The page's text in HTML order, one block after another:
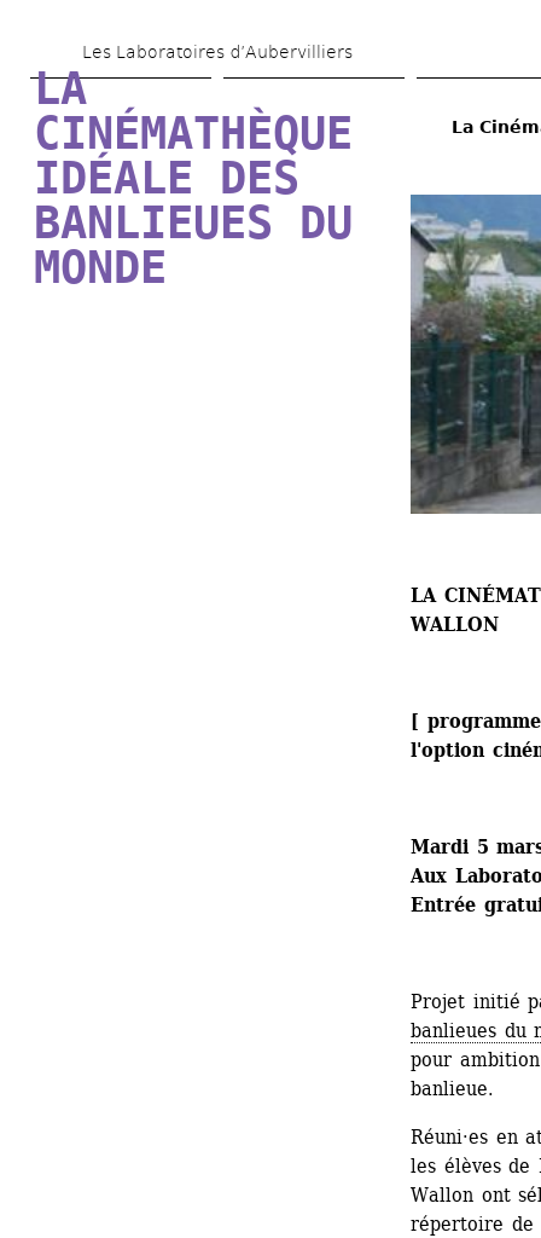
au
principal
Les Laboratoires d’Aubervilliers
LA
CINÉMATHÈQUE
IDÉALE DES
BANLIEUES DU
MONDE
La
LA
WALLON
[
l'option
Mardi 5
Aux
Entrée
Projet initié
banlieues du
pour
banlieue.
Réuni·es en
les élèves de
Wallon ont
répertoire de